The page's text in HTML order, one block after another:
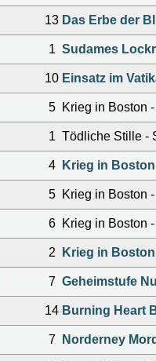
13 Das Erbe der
1 Sudames
10 Einsatz im
5 Krieg in Boston
1 Tödliche Stille -
4 Krieg in
5 Krieg in Boston
6 Krieg in Boston
2 Krieg in
7 Geheimstufe
14 Burning Heart
7 Norderney